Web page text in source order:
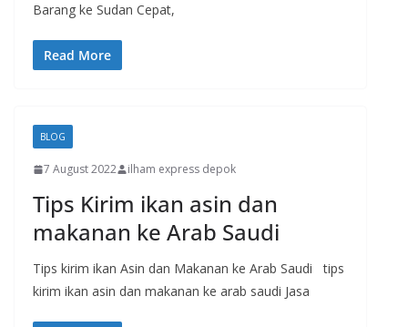
Barang ke Sudan Cepat,
Read More
BLOG
7 August 2022 ilham express depok
Tips Kirim ikan asin dan
makanan ke Arab Saudi
Tips kirim ikan Asin dan Makanan ke Arab Saudi tips
kirim ikan asin dan makanan ke arab saudi Jasa